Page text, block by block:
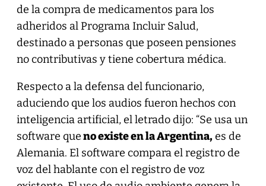
de la compra de medicamentos para los
adheridos al Programa Incluir Salud,
destinado a personas que poseen pensiones
no contributivas y tiene cobertura médica.
Respecto a la defensa del funcionario,
aduciendo que los audios fueron hechos con
inteligencia artificial, el letrado dijo: “Se usa un
software queno existe en la Argentina,es de
Alemania. El software compara el registro de
voz del hablante con el registro de voz